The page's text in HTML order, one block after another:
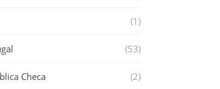
(1)
(53)
Checa (2)